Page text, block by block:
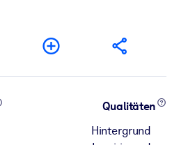
Qualitäten
Hintergrund